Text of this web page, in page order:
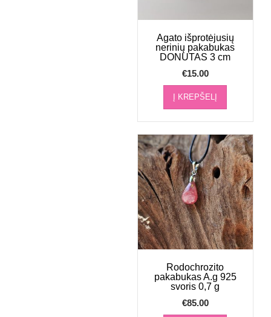
Agato išprotėjusių
nerinių pakabukas
DONUTAS 3 cm
€15.00
Į KREPŠELĮ
Rodochrozito
pakabukas A.g 925
svoris 0,7 g
€85.00